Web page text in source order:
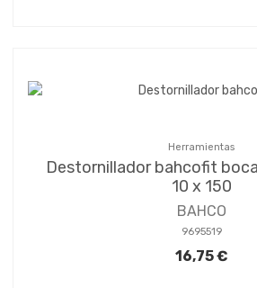
Herramientas
Destornillador bahcofit
10 x 150
BAHCO
9695519
16,75 €